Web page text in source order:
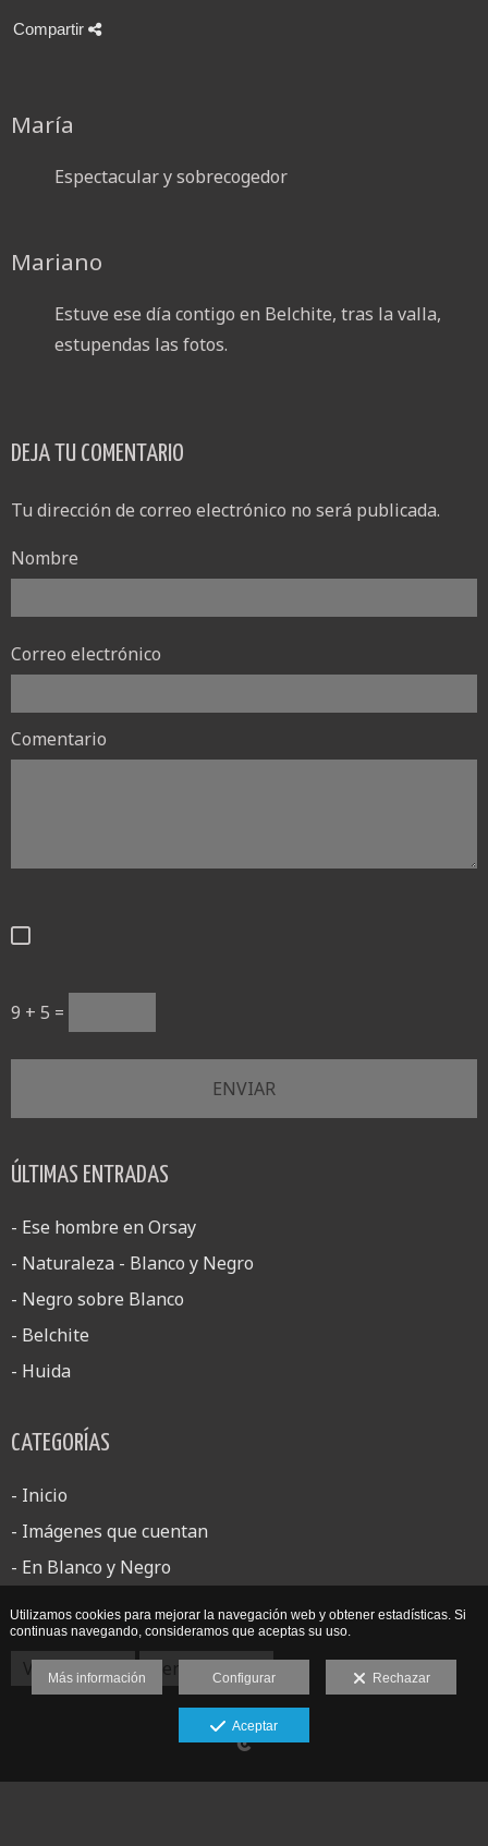
Compartir
María
Espectacular y sobrecogedor
Mariano
Estuve ese día contigo en Belchite, tras la valla,
estupendas las fotos.
DEJA TU COMENTARIO
Tu dirección de correo electrónico no será publicada.
Nombre
Correo electrónico
Comentario
9 + 5 =
ÚLTIMAS ENTRADAS
- Ese hombre en Orsay
- Naturaleza - Blanco y Negro
- Negro sobre Blanco
- Belchite
- Huida
CATEGORÍAS
- Inicio
- Imágenes que cuentan
- En Blanco y Negro
Ver anterior Ver siguiente
Utilizamos cookies para mejorar la navegación web y obtener estadísticas. Si
continuas navegando, consideramos que aceptas su uso.
Más información Configurar Rechazar
Aceptar